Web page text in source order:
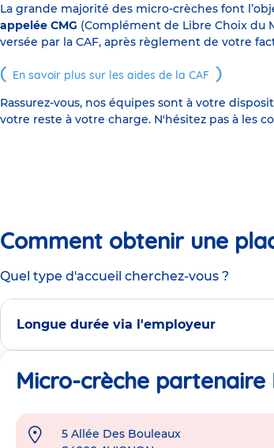
La grande majorité des micro-crèches font
appelée CMG (Complément de Libre Choix du
versée par la CAF, après règlement de votre
En savoir plus sur les aides de la CAF
Rassurez-vous, nos équipes sont à votre
votre reste à votre charge. N'hésitez pas à les
Comment obtenir une
Quel type d'accueil cherchez-vous ?
Longue durée via l'employeur
Micro-crèche
Adresse
5 Allée Des Bouleaux